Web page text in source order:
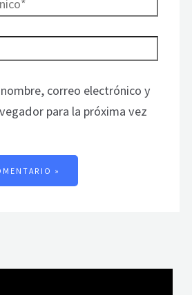
correo electrónico y
para la próxima vez